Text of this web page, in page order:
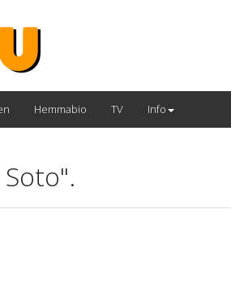
Hemmabio TV Info